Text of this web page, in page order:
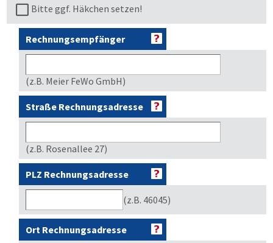
Bitte ggf. Häkchen setzen!
Rechnungsempfänger
(z.B. Meier FeWo GmbH)
Straße Rechnungsadresse
(z.B. Rosenallee 27)
PLZ Rechnungsadresse
(z.B. 46045)
Ort Rechnungsadresse